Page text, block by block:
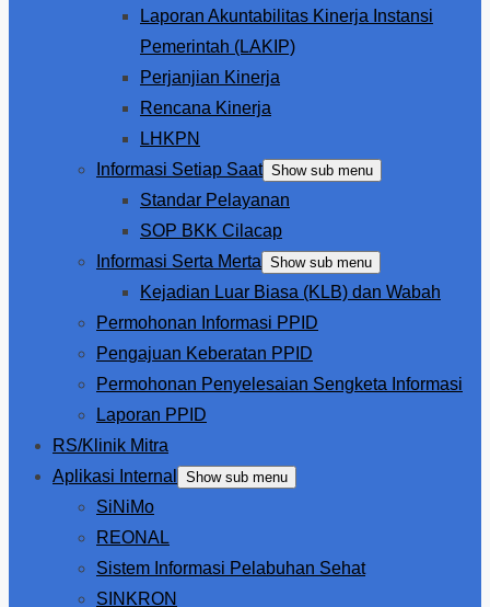
Laporan Akuntabilitas Kinerja Instansi
Pemerintah (LAKIP)
Perjanjian Kinerja
Rencana Kinerja
LHKPN
Informasi Setiap Saat Show sub menu
Standar Pelayanan
SOP BKK Cilacap
Informasi Serta Merta Show sub menu
Kejadian Luar Biasa (KLB) dan Wabah
Permohonan Informasi PPID
Pengajuan Keberatan PPID
Permohonan Penyelesaian Sengketa Informasi
Laporan PPID
RS/Klinik Mitra
Aplikasi Internal
Show sub menu
SiNiMo
REONAL
Sistem Informasi Pelabuhan Sehat
SINKRON